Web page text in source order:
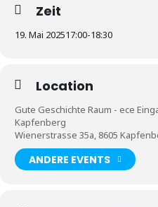
Zeit
19. Mai 202517:00-18:30
Location
Gute Geschichte Raum - ece
Kapfenberg
Wienerstrasse 35a, 8605
ANDERE EVENTS